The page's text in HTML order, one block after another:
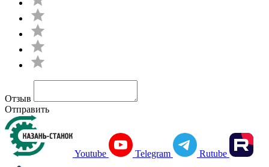
Отзыв
Отправить
Youtube Telegram Rutube